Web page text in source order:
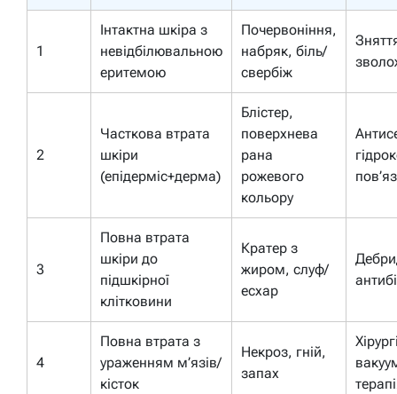
1
Інтактна шкіра з
невідбілювальною
еритемою
Почервоніння,
набряк, біль/
свербіж
2
Часткова втрата
шкіри
(епідерміс+дерма)
Блістер,
поверхнева
рана
рожевого
кольору
3
Повна втрата
шкіри до
підшкірної
клітковини
Кратер з
жиром, слуф/
есхар
4
Повна втрата з
ураженням м’язів/
кісток
Некроз, гній,
запах